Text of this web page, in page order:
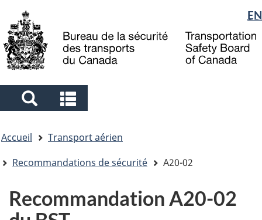
to
main
to
"About
government"
à
la
Sélection
de
la
langue
EN
Search
and
menus
and
menus
êtes
ici
Accueil
Transport aérien
Recommandations de sécurité
A20-02
Recommandation A20-02